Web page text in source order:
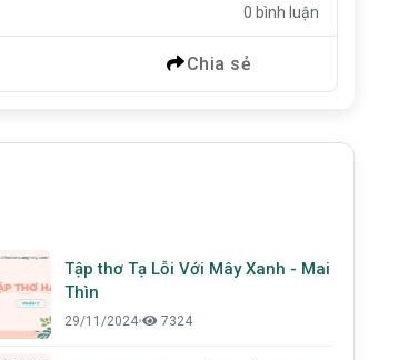
0 bình luận
Chia sẻ
Tập thơ Tạ Lỗi Với Mây Xanh - Mai
Thìn
29/11/2024• 7324